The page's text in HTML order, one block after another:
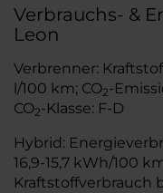
Verbrauchs- &
Leon
Verbrenner:
l/100 km; CO2-
CO2-Klasse: F-D
Hybrid:
16,9-15,7 kWh/100
Kraftstoffverbrauch